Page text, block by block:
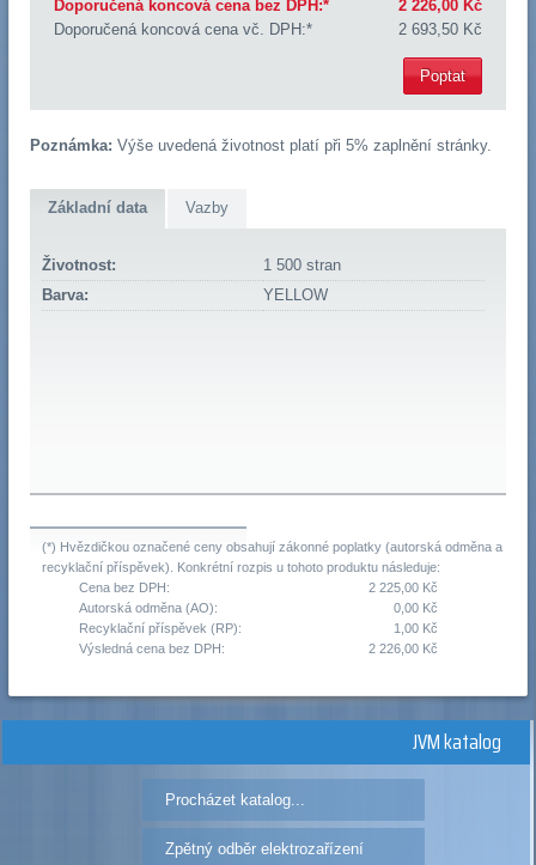
Doporučená koncová cena bez DPH:*
2 226,00 Kč
Doporučená koncová cena vč. DPH:*
2 693,50 Kč
Poptat
Poznámka: Výše uvedená životnost platí při 5% zaplnění stránky.
Základní data Vazby
Životnost:
1 500 stran
Barva:
YELLOW
(*) Hvězdičkou označené ceny obsahují zákonné poplatky (autorská odměna a
recyklační příspěvek). Konkrétní rozpis u tohoto produktu následuje:
Cena bez DPH:
2 225,00 Kč
Autorská odměna (AO):
0,00 Kč
Recyklační příspěvek (RP):
1,00 Kč
Výsledná cena bez DPH:
2 226,00 Kč
JVM katalog
Procházet katalog...
Zpětný odběr elektrozařízení